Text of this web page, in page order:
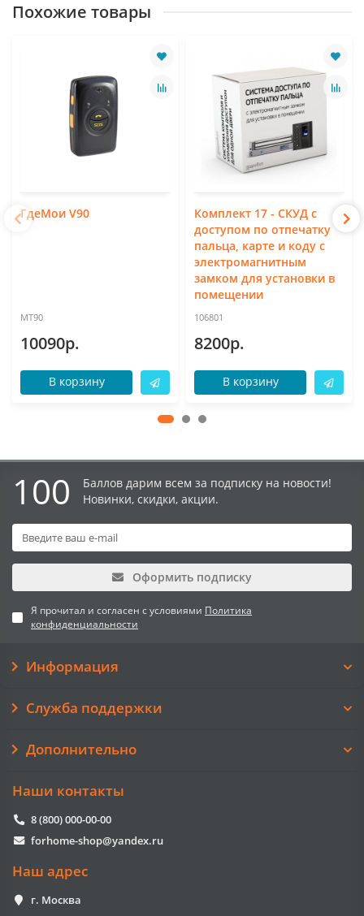
Похожие товары
ГдеМои V90
MT90
10090р.
В корзину
Комплект 17 - СКУД с
доступом по отпечатку
пальца, карте и коду с
электромагнитным
замком для установки в
помещении
106801
8200р.
В корзину
100
Баллов дарим всем за подписку на новости!
Новинки, скидки, акции.
Оформить подписку
Я прочитал и согласен с условиями Политика
конфиденциальности
Информация
Служба поддержки
Дополнительно
Наши контакты
8 (800) 000-00-00
forhome-shop@yandex.ru
Наш адрес
г. Москва